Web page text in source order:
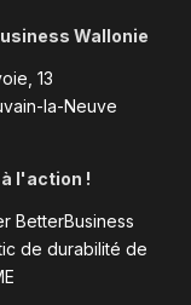
Wallonie
13
la-Neuve
l'action !
BetterBusiness
de durabilité de